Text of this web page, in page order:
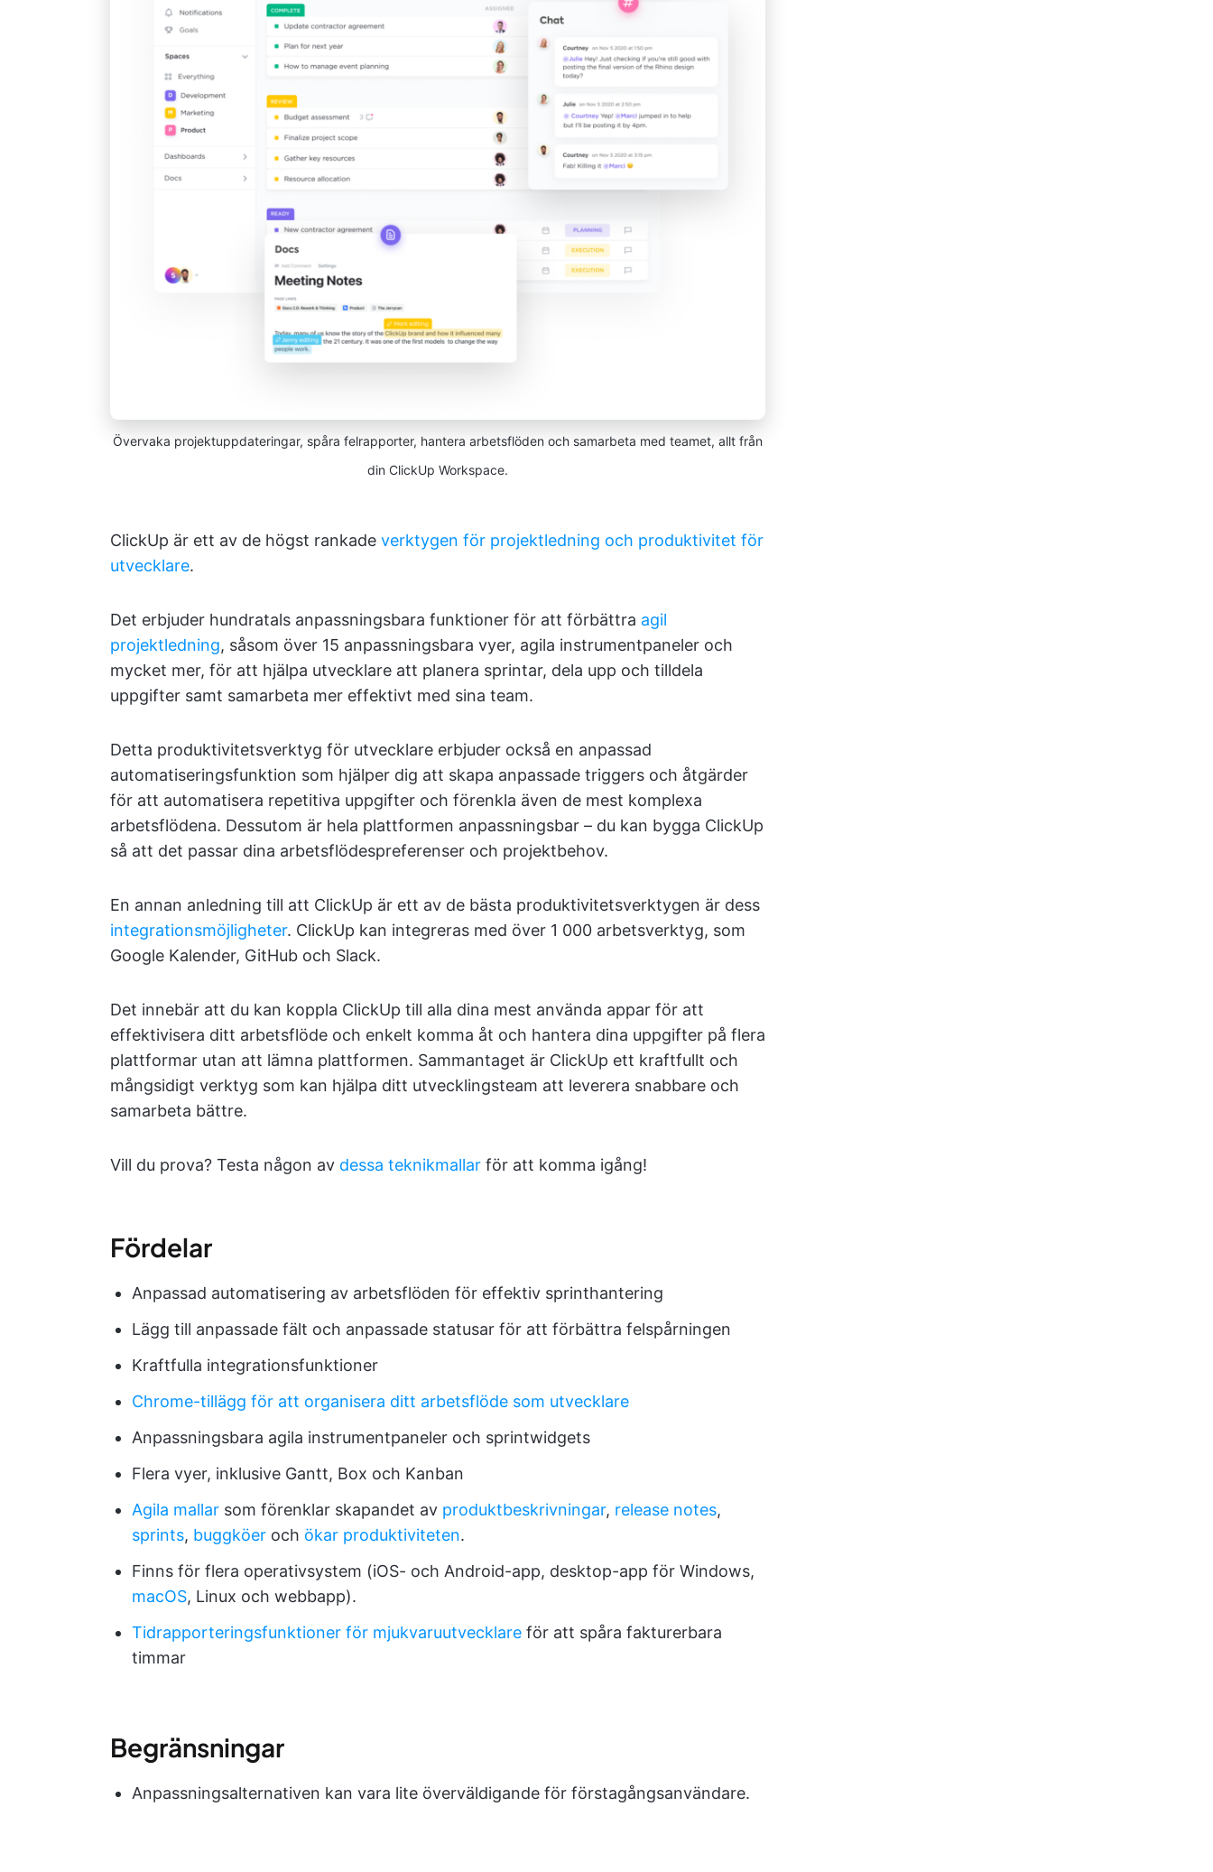
Övervaka projektuppdateringar, spåra felrapporter, hantera arbetsflöden och samarbeta med teamet, allt från
din ClickUp Workspace.
ClickUp är ett av de högst rankade verktygen för projektledning och produktivitet för
utvecklare.
Det erbjuder hundratals anpassningsbara funktioner för att förbättra agil
projektledning, såsom över 15 anpassningsbara vyer, agila instrumentpaneler och
mycket mer, för att hjälpa utvecklare att planera sprintar, dela upp och tilldela
uppgifter samt samarbeta mer effektivt med sina team.
Detta produktivitetsverktyg för utvecklare erbjuder också en anpassad
automatiseringsfunktion som hjälper dig att skapa anpassade triggers och åtgärder
för att automatisera repetitiva uppgifter och förenkla även de mest komplexa
arbetsflödena. Dessutom är hela plattformen anpassningsbar – du kan bygga ClickUp
så att det passar dina arbetsflödespreferenser och projektbehov.
En annan anledning till att ClickUp är ett av de bästa produktivitetsverktygen är dess
integrationsmöjligheter. ClickUp kan integreras med över 1 000 arbetsverktyg, som
Google Kalender, GitHub och Slack.
Det innebär att du kan koppla ClickUp till alla dina mest använda appar för att
effektivisera ditt arbetsflöde och enkelt komma åt och hantera dina uppgifter på flera
plattformar utan att lämna plattformen. Sammantaget är ClickUp ett kraftfullt och
mångsidigt verktyg som kan hjälpa ditt utvecklingsteam att leverera snabbare och
samarbeta bättre.
Vill du prova? Testa någon av dessa teknikmallar för att komma igång!
Fördelar
Anpassad automatisering av arbetsflöden för effektiv sprinthantering
Lägg till anpassade fält och anpassade statusar för att förbättra felspårningen
Kraftfulla integrationsfunktioner
Chrome-tillägg för att organisera ditt arbetsflöde som utvecklare
Anpassningsbara agila instrumentpaneler och sprintwidgets
Flera vyer, inklusive Gantt, Box och Kanban
Agila mallar som förenklar skapandet av produktbeskrivningar, release notes,
sprints, buggköer och ökar produktiviteten.
Finns för flera operativsystem (iOS- och Android-app, desktop-app för Windows,
macOS, Linux och webbapp).
Tidrapporteringsfunktioner för mjukvaruutvecklare för att spåra fakturerbara
timmar
Begränsningar
Anpassningsalternativen kan vara lite överväldigande för förstagångsanvändare.